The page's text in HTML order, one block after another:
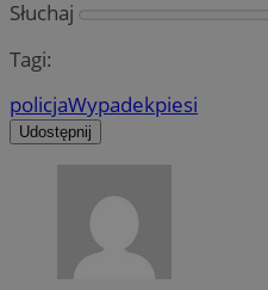
Słuchaj
Tagi:
policjaWypadekpiesi
Udostępnij